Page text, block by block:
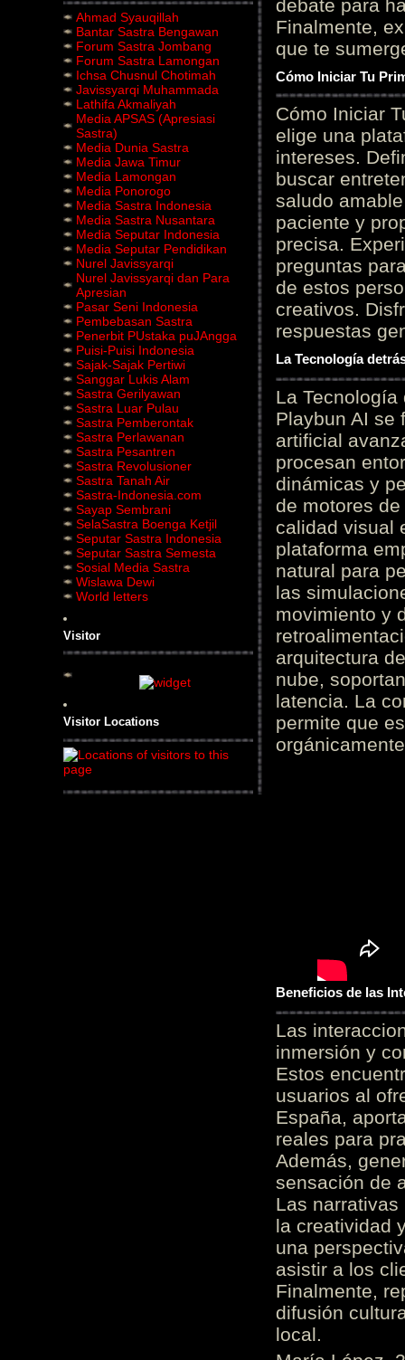
Ahmad Syauqillah
Bantar Sastra Bengawan
Forum Sastra Jombang
Forum Sastra Lamongan
Ichsa Chusnul Chotimah
Javissyarqi Muhammada
Lathifa Akmaliyah
Media APSAS (Apresiasi
Sastra)
Media Dunia Sastra
Media Jawa Timur
Media Lamongan
Media Ponorogo
Media Sastra Indonesia
Media Sastra Nusantara
Media Seputar Indonesia
Media Seputar Pendidikan
Nurel Javissyarqi
Nurel Javissyarqi dan Para
Apresian
Pasar Seni Indonesia
Pembebasan Sastra
Penerbit PUstaka puJAngga
Puisi-Puisi Indonesia
Sajak-Sajak Pertiwi
Sanggar Lukis Alam
Sastra Gerilyawan
Sastra Luar Pulau
Sastra Pemberontak
Sastra Perlawanan
Sastra Pesantren
Sastra Revolusioner
Sastra Tanah Air
Sastra-Indonesia.com
Sayap Sembrani
SelaSastra Boenga Ketjil
Seputar Sastra Indonesia
Seputar Sastra Semesta
Sosial Media Sastra
Wislawa Dewi
World letters
Visitor
Visitor Locations
debate para
Finalmente,
que te
Cómo Iniciar Tu
Cómo Iniciar
elige una
intereses.
buscar
saludo
paciente y
precisa.
preguntas
de estos
creativos.
respuestas
La Tecnología
La
Playbun AI se
artificial
procesan
dinámicas y
de motores
calidad visual
plataforma
natural para
las
movimiento y
arquitectura
nube,
latencia. La
permite que
Beneficios de las
Las
inmersión y
Estos
usuarios al
España,
reales para
Además,
sensación de
Las
la creatividad
una
asistir a los
Finalmente,
difusión
local.